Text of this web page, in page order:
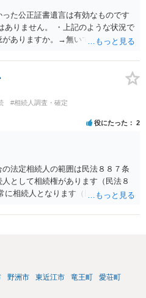
た公正証書遺言は有効なものです
りません。 ・上記のような状況で
がありますか。→無いです。 ・分割
すので、どこが妥当とは言えない
。 ・できれば穏やかに、分割を拒否
拒否するということは、遺産はいら
、受取を指定されててもいらない
説明する必要はありません。
#相続人調査・確定
役にたった 2
法定相続人の範囲は民法８８７条
として相続権があります（民法８
に相続人となります（民法８９０
人に加えて「おじ又はおば」にも
野洲市 東近江市 竜王町
愛荘町